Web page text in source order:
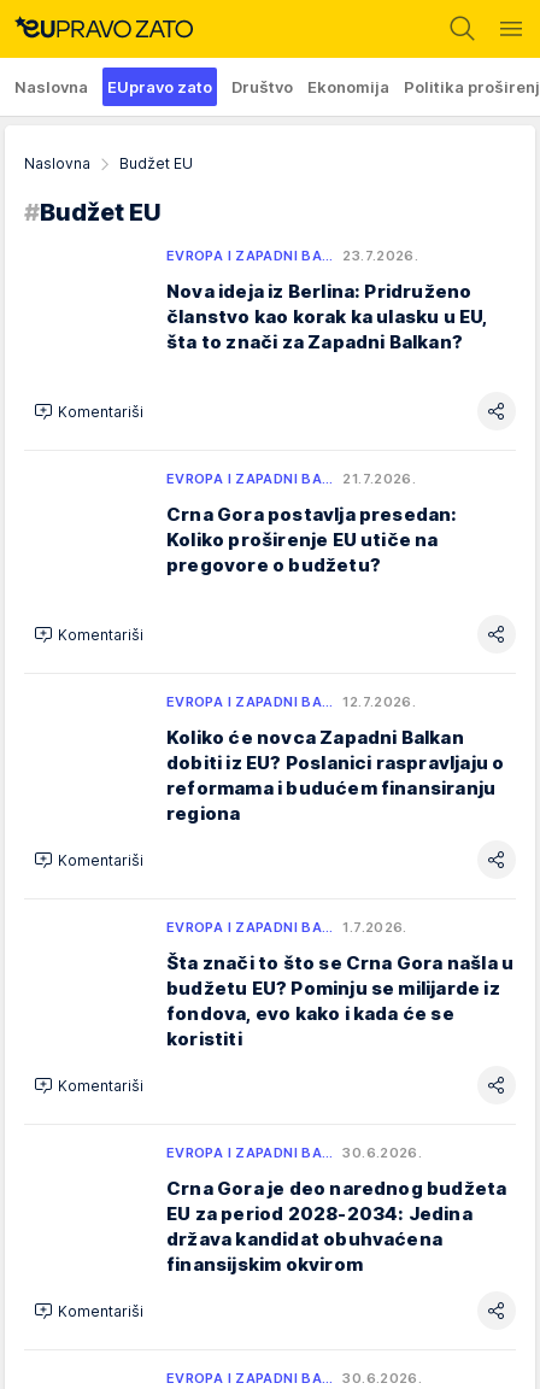
Naslovna EUpravo zato Društvo Ekonomija Politika
Naslovna Budžet EU
#Budžet EU
EVROPA I ZAPADNI BA… 23.7.2026.
Nova ideja iz Berlina: Pridruženo
članstvo kao korak ka ulasku u EU,
šta to znači za Zapadni Balkan?
Komentariši
EVROPA I ZAPADNI BA… 21.7.2026.
Crna Gora postavlja presedan:
Koliko proširenje EU utiče na
pregovore o budžetu?
Komentariši
EVROPA I ZAPADNI BA… 12.7.2026.
Koliko će novca Zapadni Balkan
dobiti iz EU? Poslanici raspravljaju o
reformama i budućem finansiranju
regiona
Komentariši
EVROPA I ZAPADNI BA… 1.7.2026.
Šta znači to što se Crna Gora našla u
budžetu EU? Pominju se milijarde iz
fondova, evo kako i kada će se
koristiti
Komentariši
EVROPA I ZAPADNI BA… 30.6.2026.
Crna Gora je deo narednog budžeta
EU za period 2028-2034: Jedina
država kandidat obuhvaćena
finansijskim okvirom
Komentariši
EVROPA I ZAPADNI BA… 30.6.2026.